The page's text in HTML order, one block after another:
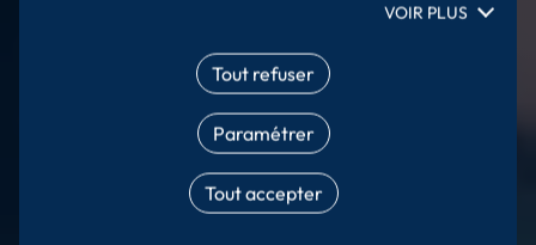
pour chacune d’entre elles en cliquant sur «
paramétrer ». En cliquant sur « tout accepter », vous
acceptez que nous accédions à des informations
stockées sur votre terminal afin d’obtenir des données
sur notre audience, développer et améliorer nos
produits, assurer la sécurité, prévenir la fraude et
déboguer, diffuser techniquement le contenu, mettre
en correspondance et combiner des sources de
données hors ligne, relier différents terminaux,
VOIR PLUS
Tout accepter
Tout refuser
Paramétrer